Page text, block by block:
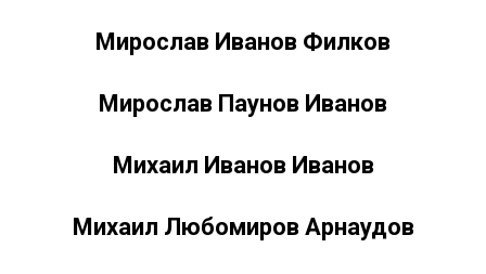
М ирослав Иванов Филков
Мирослав Паунов Иванов
Михаил Иванов Иванов
Михаил Любомиров Арнаудов